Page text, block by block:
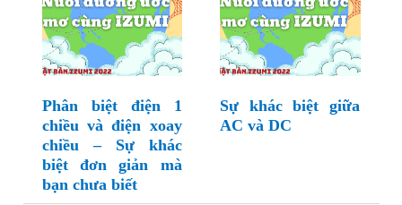
Phân biệt điện 1
chiều và điện xoay
chiều – Sự khác
biệt đơn giản mà
bạn chưa biết
Sự khác biệt giữa
AC và DC